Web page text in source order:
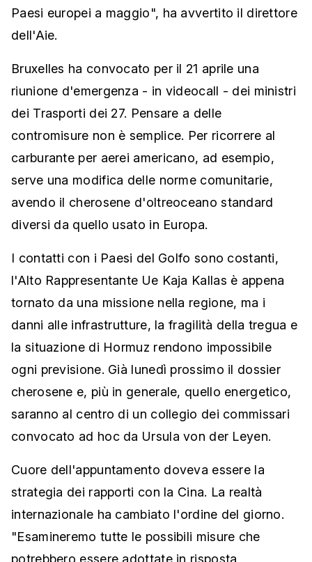
Paesi europei a maggio", ha avvertito il direttore
dell'Aie.
Bruxelles ha convocato per il 21 aprile una
riunione d'emergenza - in videocall - dei ministri
dei Trasporti dei 27. Pensare a delle
contromisure non è semplice. Per ricorrere al
carburante per aerei americano, ad esempio,
serve una modifica delle norme comunitarie,
avendo il cherosene d'oltreoceano standard
diversi da quello usato in Europa.
I contatti con i Paesi del Golfo sono costanti,
l'Alto Rappresentante Ue Kaja Kallas è appena
tornato da una missione nella regione, ma i
danni alle infrastrutture, la fragilità della tregua e
la situazione di Hormuz rendono impossibile
ogni previsione. Già lunedì prossimo il dossier
cherosene e, più in generale, quello energetico,
saranno al centro di un collegio dei commissari
convocato ad hoc da Ursula von der Leyen.
Cuore dell'appuntamento doveva essere la
strategia dei rapporti con la Cina. La realtà
internazionale ha cambiato l'ordine del giorno.
"Esamineremo tutte le possibili misure che
potrebbero essere adottate in risposta